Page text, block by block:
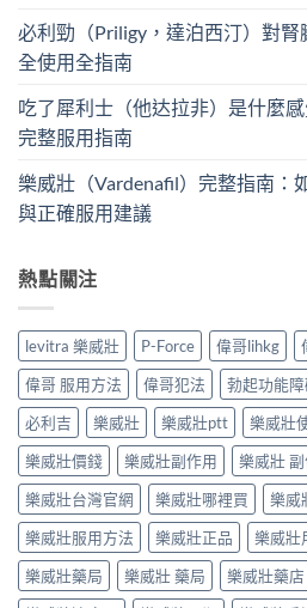
必利勁（Priligy，達泊西汀）對
全使用全指南
吃了犀利士（他达拉非）是什麼
完整服用指南
樂威壯（Vardenafil）完整指南：
與正確服用建議
熱點關注
levitra 樂威壯 P-Force 偉哥lihkg
偉哥 服用方法
偉哥犯法 勃起功能
必利吉
樂威壯 樂威壯ptt 樂威壯
樂威壯價錢
樂威壯副作用 樂威壯
樂威壯台灣官網
樂威壯哪裡買 樂威
樂威壯服用方法
樂威壯正品 樂威壯
樂威壯藥局
樂威壯 藥局 樂威壯藥店